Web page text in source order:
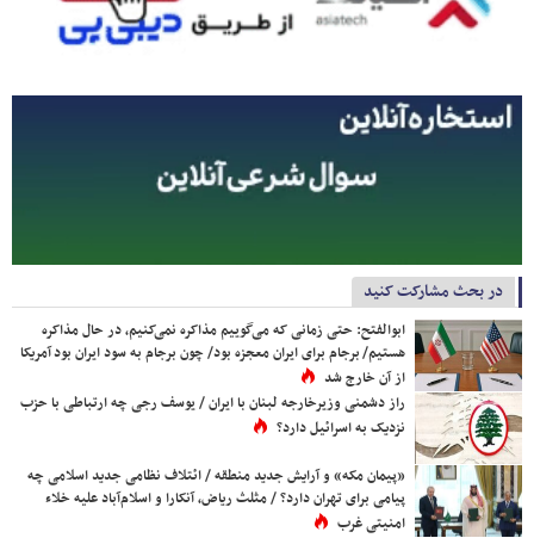
در بحث مشارکت کنید
ابوالفتح: حتی زمانی که می‌گوییم مذاکره نمی‌کنیم، در حال مذاکره
هستیم/ برجام برای ایران معجزه بود/ چون برجام به سود ایران بود آمریکا
از آن خارج شد
راز دشمنی وزیرخارجه لبنان با ایران / یوسف رجی چه ارتباطی با حزب
نزدیک به اسرائیل دارد؟
«پیمان مکه» و آرایش جدید منطقه / ائتلاف نظامی جدید اسلامی چه
پیامی برای تهران دارد؟ / مثلث ریاض، آنکارا و اسلام‌آباد علیه خلاء
امنیتی غرب